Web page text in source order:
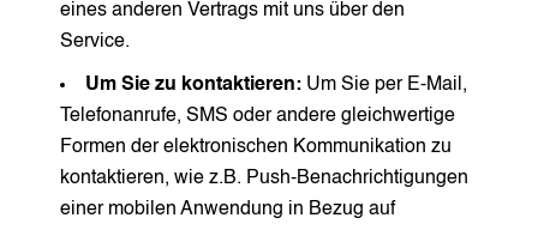
eines anderen Vertrags mit uns über den
Service.
Um Sie zu kontaktieren: Um Sie per E-Mail,
Telefonanrufe, SMS oder andere gleichwertige
Formen der elektronischen Kommunikation zu
kontaktieren, wie z.B. Push-Benachrichtigungen
einer mobilen Anwendung in Bezug auf